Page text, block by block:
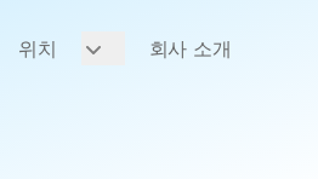
위치 회사 소개